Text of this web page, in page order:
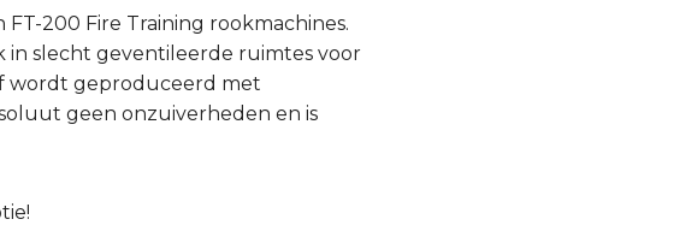
200 Fire Training rookmachines.
in slecht geventileerde ruimtes voor
wordt geproduceerd met
geen onzuiverheden en is